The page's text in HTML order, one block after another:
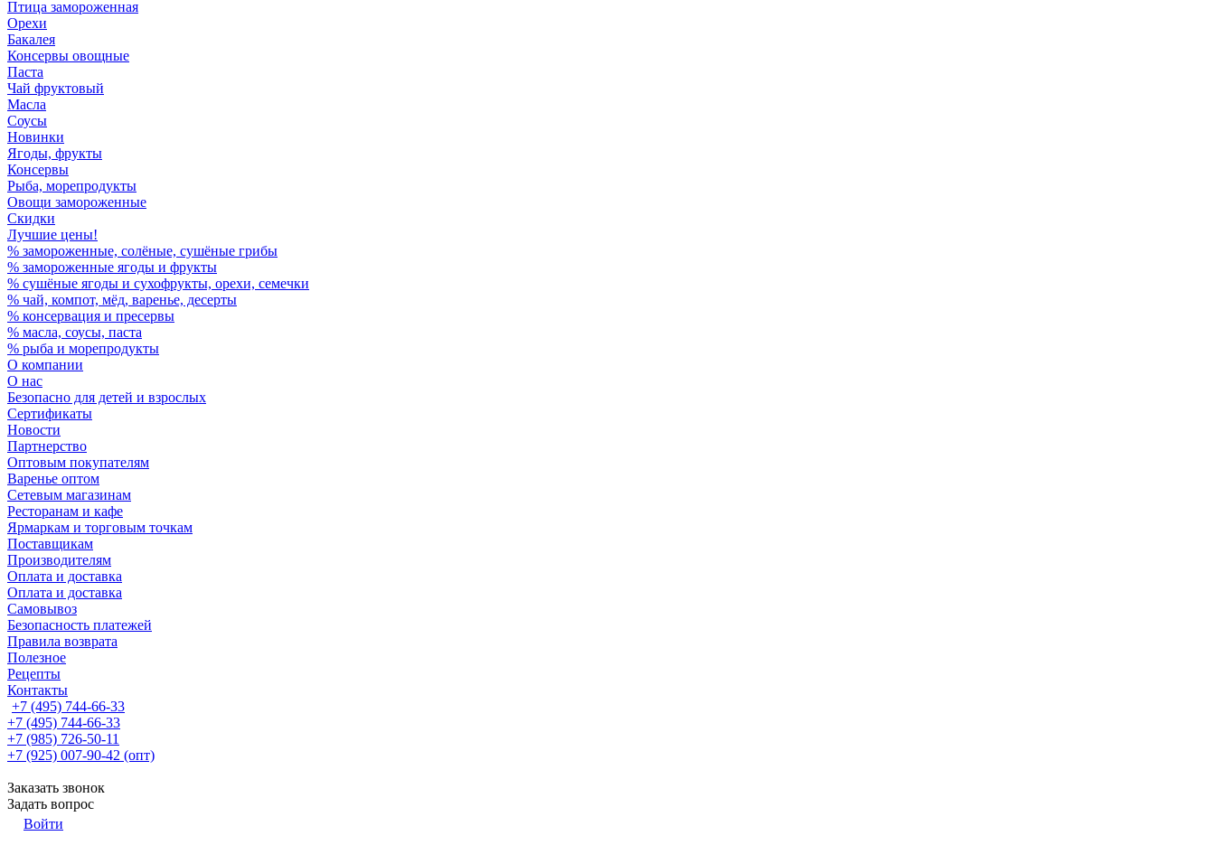
Птица замороженная
Орехи
Бакалея
Консервы овощные
Паста
Чай фруктовый
Масла
Соусы
Новинки
Ягоды, фрукты
Консервы
Рыба, морепродукты
Овощи замороженные
Скидки
Лучшие цены!
% замороженные, солёные, сушёные грибы
% замороженные ягоды и фрукты
% сушёные ягоды и сухофрукты, орехи, семечки
% чай, компот, мёд, варенье, десерты
% консервация и пресервы
% масла, соусы, паста
% рыба и морепродукты
О компании
О нас
Безопасно для детей и взрослых
Сертификаты
Новости
Партнерство
Оптовым покупателям
Варенье оптом
Сетевым магазинам
Ресторанам и кафе
Ярмаркам и торговым точкам
Поставщикам
Производителям
Оплата и доставка
Оплата и доставка
Самовывоз
Безопасность платежей
Правила возврата
Полезное
Рецепты
Контакты
+7 (495) 744-66-33
+7 (495) 744-66-33
+7 (985) 726-50-11
+7 (925) 007-90-42 (опт)
Заказать звонок
Задать вопрос
Войти